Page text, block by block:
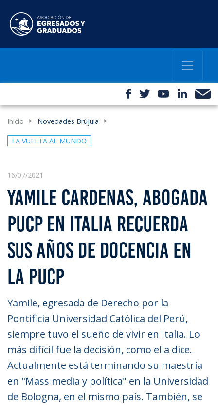
Inicio Novedades Brújula
LA VUELTA AL MUNDO
16/07/2021
YAMILE CARDENAS, ABOGADA
PUCP EN ITALIA RECUERDA
SUS AÑOS DE DOCENCIA EN
LA PUCP
Yamile, egresada de Derecho por la
Pontificia Universidad Católica del Perú,
siempre tuvo el sueño de vivir en Italia. Lo
más difícil fue la decisión, como ella dice.
Actualmente está terminando su maestría
en "Mass media y política" en la Universidad
de Bologna, en el mismo país. También, se